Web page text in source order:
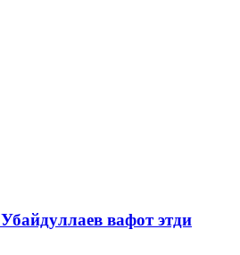
вафот этди